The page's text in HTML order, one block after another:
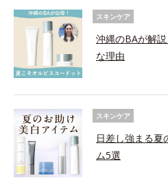
スキンケア
沖縄のBAが解
な理由
スキンケア
日差し強まる夏
ム5選